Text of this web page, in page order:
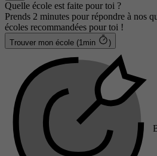
Quelle école est faite pour toi ?
Prends 2 minutes pour répondre à nos
écoles recommandées pour toi !
Trouver mon école (1min )